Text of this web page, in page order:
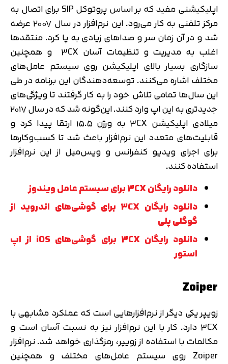
اپلیکیشنی مفید که بر اساس پروتوکل SIP برای اتصال به
مرکز تلفنی به کار می‌رود. این نرم‌افزار در سال ۲۰۰۷ عرضه
شد و در آن زمان سر و صداهای زیادی به پا کرد. منتقدها
اغلب به مدیریت و تنظیمات آسان 3CX و همچنین
سازگاری بسیار بالای اپلیکیشن روی سیستم عامل‌های
مختلف اشاره می‌کنند. توسعه‌دهندگان این برنامه در طی
این سال‌ها تمامی تلاش خود را به کار گرفتند تا ویژگی‌های
جدیدتری به این اپ وارد کنند. این‌گونه شد که در سال ۲۰۱۷
میلادی اپلیکیشن 3CX به ورژن ۱۵.۵ ارتقا پیدا کرد و
قابلیت‌های متعدد این نرم‌افزار باعث شد تا کسب‌وکارها
برای اجرای ویدیو کنفرانس‌ و ویس‌میل‌ از این نرم‌افزار
استفاده کنند.
دانلود رایگان 3CX برای سیستم عامل ویندوز
دانلود رایگان
3CX برای گوشی‌های اندروید از
گوگلی پلی
دانلود رایگان
3CX برای گوشی‌های iOS از اپ
استور
Zoiper
زویپر یکی دیگر از نرم‌افزارهایی است که عملکرد مشابهی با
3CX دارد. کار با این نرم‌افزار نیز به نسبت آسان است و
مکالمات با استفاده از زویپر، رمزگذاری خواهد شد. نرم‌افزار
Zoiper روی سیستم عامل‌های مختلف و همچنین